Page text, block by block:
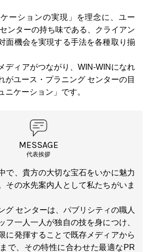
ケーションの実現」を理念に、ユー
ンターの持ち味である、クライアン
面機会を実現する手法を各種取り揃
ディアがつながり、WIN-WINになれ
がユース・プラニング センターの目
ニケーション」です。
MESSAGE
代表挨拶
で、貴方の大切な宝石をいかに魅力
その水先案内人として私たちがいま
グ センターは、パブリシティの職人
フ一人一人が独自の技を身につけ、
に発揮することで既存メディアから
で、その特性に合わせた最適なPR